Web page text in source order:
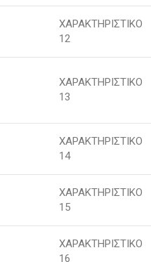
ΧΑΡΑΚΤΗΡΙΣΤΙΚΟ
12
ΧΑΡΑΚΤΗΡΙΣΤΙΚΟ
13
ΧΑΡΑΚΤΗΡΙΣΤΙΚΟ
14
ΧΑΡΑΚΤΗΡΙΣΤΙΚΟ
15
ΧΑΡΑΚΤΗΡΙΣΤΙΚΟ
16